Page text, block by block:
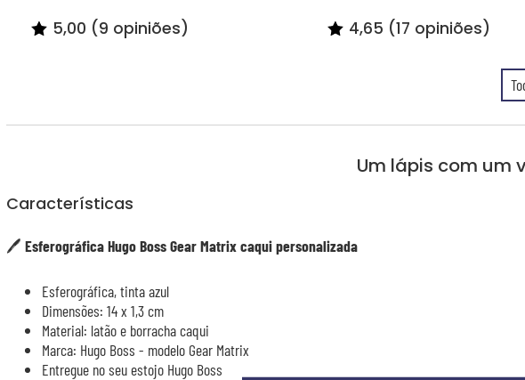
5,00 (9 opiniões)
4,65 (17 opiniões)
Um lápis com um
Características
🖊️ Esferográfica Hugo Boss Gear Matrix caqui personalizada
Esferográfica, tinta azul
Dimensões: 14 x 1,3 cm
Material: latão e borracha caqui
Marca: Hugo Boss - modelo Gear Matrix
Entregue no seu estojo Hugo Boss